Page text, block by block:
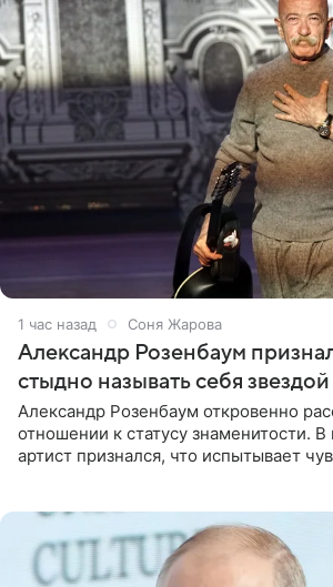
1 час назад Соня Жарова
Александр Розенбаум
стыдно называть себя звездой
Александр Розенбаум откровенно
отношении к статусу знаменитости.
артист признался, что испытывает